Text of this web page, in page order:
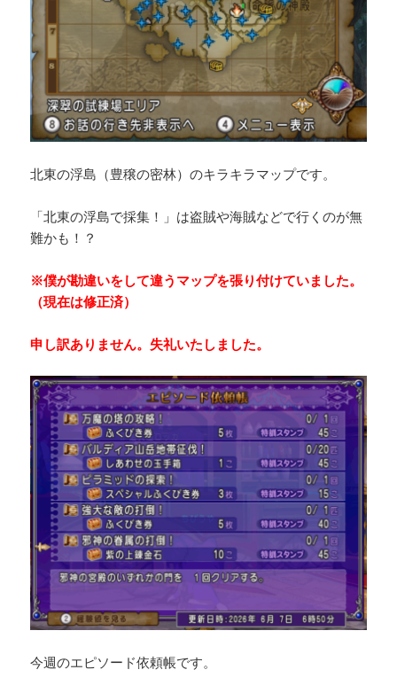
北東の浮島（豊穣の密林）のキラキラマップです。
「北東の浮島で採集！」は盗賊や海賊などで行くのが無
難かも！？
※僕が勘違いをして違うマップを張り付けていました。
（現在は修正済）
申し訳ありません。失礼いたしました。
今週のエピソード依頼帳です。